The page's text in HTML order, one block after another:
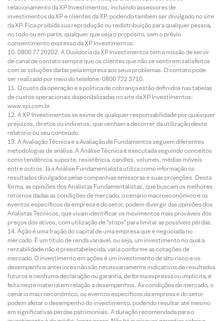
relacionamento da XP Investimentos, incluindo assessores de
investimentos da XP e clientes da XP, podendo também ser divulgado no site
da XP. Fica proibida sua reprodução ou redistribuição para qualquer pessoa,
no todo ou em parte, qualquer que seja o propósito, sem o prévio
consentimento expresso da XP Investimentos.
0800 77 20202. A Ouvidoria da XP Investimentos tem a missão de servir
de canal de contato sempre que os clientes que não se sentirem satisfeitos
com as soluções dadas pela empresa aos seus problemas. O contato pode
ser realizado por meio do telefone: 0800 722 3710.
O custo da operação e a política de cobrança estão definidos nas tabelas
de custos operacionais disponibilizadas no site da XP Investimentos:
www.xpi.com.br.
A XP Investimentos se exime de qualquer responsabilidade por quaisquer
prejuízos, diretos ou indiretos, que venham a decorrer da utilização deste
relatório ou seu conteúdo.
A Avaliação Técnica e a Avaliação de Fundamentos seguem diferentes
metodologias de análise. A Análise Técnica é executada seguindo conceitos
como tendência, suporte, resistência, candles, volumes, médias móveis
entre outros. Já a Análise Fundamentalista utiliza como informação os
resultados divulgados pelas companhias emissoras e suas projeções. Desta
forma, as opiniões dos Analistas Fundamentalistas, que buscam os melhores
retornos dadas as condições de mercado, o cenário macroeconômico e os
eventos específicos da empresa e do setor, podem divergir das opiniões dos
Analistas Técnicos, que visam identificar os movimentos mais prováveis dos
preços dos ativos, com utilização de “stops” para limitar as possíveis perdas.
Ação é uma fração do capital de uma empresa que é negociada no
mercado. É um título de renda variável, ou seja, um investimento no qual a
rentabilidade não é preestabelecida, varia conforme as cotações de
mercado. O investimento em ações é um investimento de alto risco e os
desempenhos anteriores não são necessariamente indicativos de resultados
futuros e nenhuma declaração ou garantia, de forma expressa ou implícita, é
feita neste material em relação a desempenhos. As condições de mercado, o
cenário macroeconômico, os eventos específicos da empresa e do setor
podem afetar o desempenho do investimento, podendo resultar até mesmo
em significativas perdas patrimoniais. A duração recomendada para o